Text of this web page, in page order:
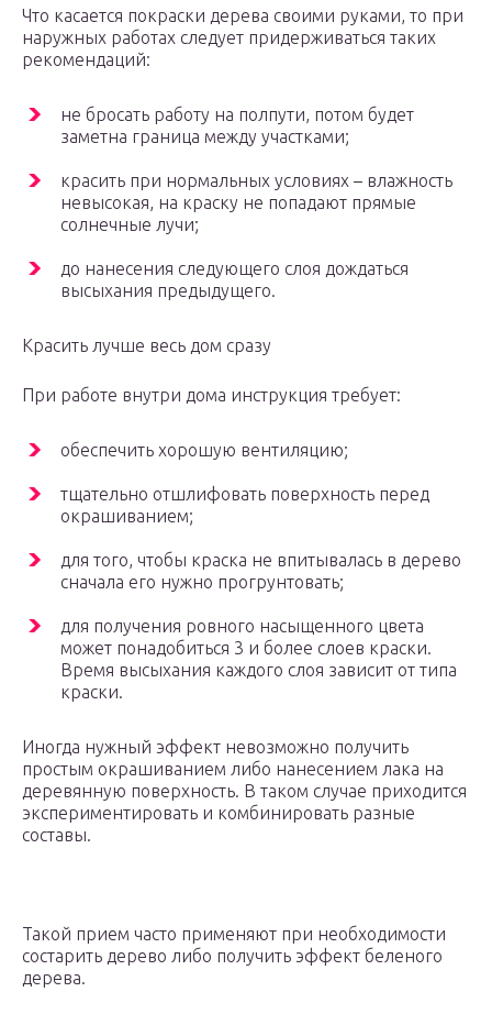
Что касается покраски дерева своими руками, то при
наружных работах следует придерживаться таких
рекомендаций:
не бросать работу на полпути, потом будет
заметна граница между участками;
красить при нормальных условиях – влажность
невысокая, на краску не попадают прямые
солнечные лучи;
до нанесения следующего слоя дождаться
высыхания предыдущего.
Красить лучше весь дом сразу
При работе внутри дома инструкция требует:
обеспечить хорошую вентиляцию;
тщательно отшлифовать поверхность перед
окрашиванием;
для того, чтобы краска не впитывалась в дерево
сначала его нужно прогрунтовать;
для получения ровного насыщенного цвета
может понадобиться 3 и более слоев краски.
Время высыхания каждого слоя зависит от типа
краски.
Иногда нужный эффект невозможно получить
простым окрашиванием либо нанесением лака на
деревянную поверхность. В таком случае приходится
экспериментировать и комбинировать разные
составы.
Такой прием часто применяют при необходимости
состарить дерево либо получить эффект беленого
дерева.